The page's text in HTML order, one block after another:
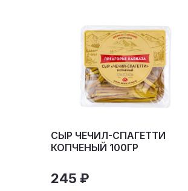
СЫР ЧЕЧИЛ-СПАГЕТТИ
КОПЧЕНЫЙ 100ГР
245 ₽